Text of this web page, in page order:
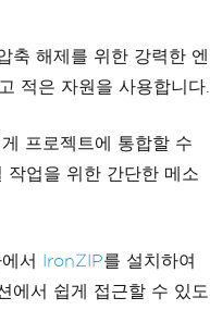
축 해제를 위한 강력한 엔
적은 자원을 사용합니다.
프로젝트에 통합할 수
작업을 위한 간단한 메소
서 IronZIP를 설치하여
에서 쉽게 접근할 수 있도